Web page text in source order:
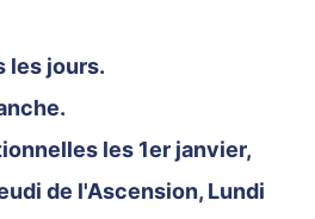
les jours.
les 1er janvier,
de l'Ascension, Lundi